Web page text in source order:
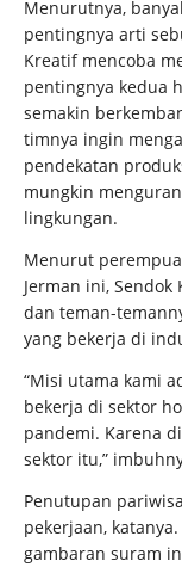
Menurutnya,
pentingnya arti
Kreatif mencoba
pentingnya kedua
semakin
timnya ingin
pendekatan
mungkin
lingkungan.
Menurut
Jerman ini,
dan teman-
yang bekerja di
“Misi utama kami
bekerja di sektor
pandemi. Karena
sektor itu,”
Penutupan
pekerjaan,
gambaran suram